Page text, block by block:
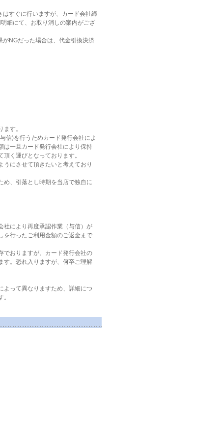
すぐに行いますが、カード会社締
細にて、お取り消しの案内がござ
NGだった場合は、代金引換決済
す。
信)を行うためカード発行会社によ
は一旦カード発行会社により保持
く運びとなっております。
にさせて頂きたいと考えており
め、引落とし時期を当店で独自に
社により再度承認作業（与信）が
を行ったご利用金額のご返金まで
でおりますが、カード発行会社の
す。恐れ入りますが、何卒ご理解
よって異なりますため、詳細につ